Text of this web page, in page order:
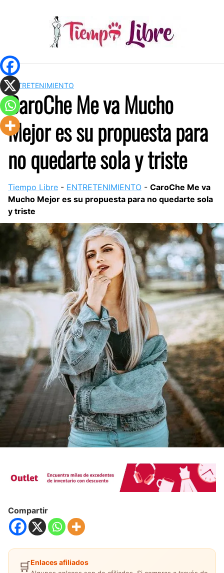
ENTRETENIMIENTO
CaroChe Me va Mucho
Mejor es su propuesta para
no quedarte sola y triste
Tiempo Libre - ENTRETENIMIENTO - CaroChe Me va
Mucho Mejor es su propuesta para no quedarte sola
y triste
Compartir
🛒Enlaces afiliados